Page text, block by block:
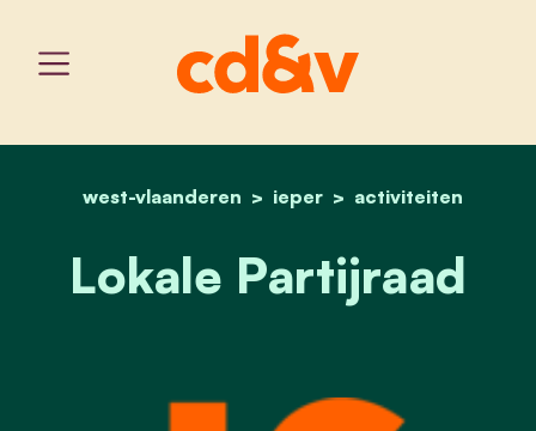
home
west-vlaanderen ieper activiteiten
lokale partijraad
Lokale Partijraad